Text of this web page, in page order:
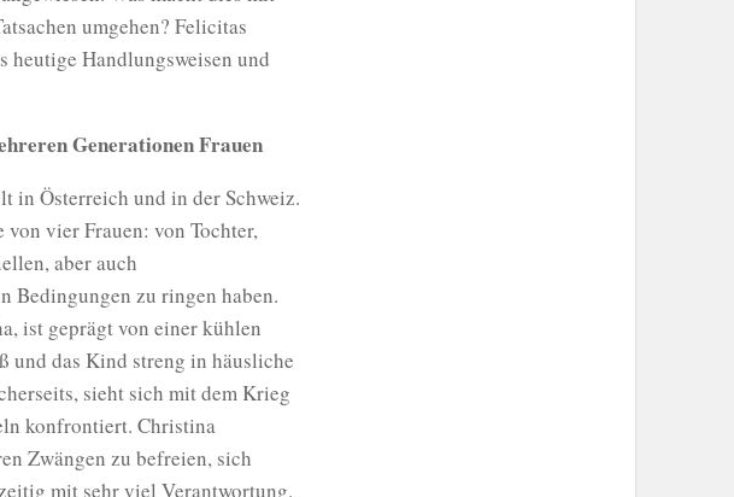
umgehen? Felicitas
heutige Handlungsweisen und
Generationen Frauen
in Österreich und in der Schweiz.
vier Frauen: von Tochter,
aber auch
Bedingungen zu ringen haben.
ist geprägt von einer kühlen
und das Kind streng in häusliche
sieht sich mit dem Krieg
konfrontiert. Christina
Zwängen zu befreien, sich
mit sehr viel Verantwortung.